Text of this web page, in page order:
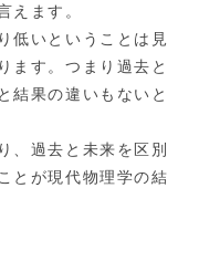
えます。
低いということは見
ます。つまり過去と
結果の違いもないと
、過去と未来を区別
とが現代物理学の結